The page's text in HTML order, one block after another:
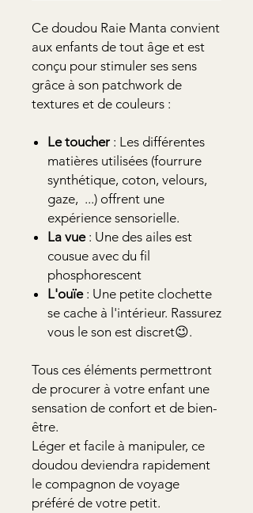
Ce doudou Raie Manta convient
aux enfants de tout âge et est
conçu pour stimuler ses sens
grâce à son patchwork de
textures et de couleurs :
Le toucher : Les différentes
matières utilisées (fourrure
synthétique, coton, velours,
gaze, ...) offrent une
expérience sensorielle.
La vue: Une des ailes est
cousue avec du fil
phosphorescent
L'ouïe: Une petite clochette
se cache à l'intérieur. Rassurez
vous le son est discret😉.
Tous ces éléments permettront
de procurer à votre enfant une
sensation de confort et de bien-
être.
Léger et facile à manipuler, ce
doudou deviendra rapidement
le compagnon de voyage
préféré de votre petit.